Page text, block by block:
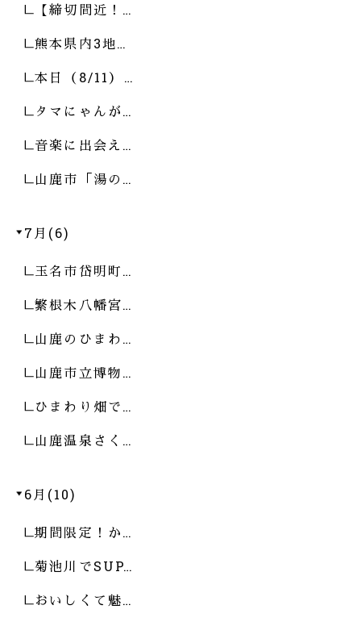
【締切間近！…
熊本県内3地…
本日（8/11）…
タマにゃんが…
音楽に出会え…
山鹿市「湯の…
7月(6)
玉名市岱明町…
繁根木八幡宮…
山鹿のひまわ…
山鹿市立博物…
ひまわり畑で…
山鹿温泉さく…
6月(10)
期間限定！か…
菊池川でSUP…
おいしくて魅…